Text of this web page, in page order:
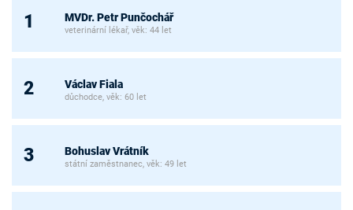
1 MVDr. Petr Punčochář
veterinární lékař, věk: 44 let
2 Václav Fiala
důchodce, věk: 60 let
3 Bohuslav Vrátník
státní zaměstnanec, věk: 49 let